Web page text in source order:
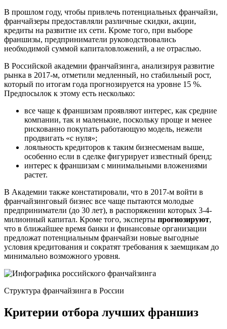
В прошлом году, чтобы привлечь потенциальных франчайзи,
франчайзеры предоставляли различные скидки, акции,
кредиты на развитие их сети. Кроме того, при выборе
франшизы, предприниматели руководствовались
необходимой суммой капиталовложений, а не отраслью.
В Российской академии франчайзинга, анализируя развитие
рынка в 2017-м, отметили медленный, но стабильный рост,
который по итогам года прогнозируется на уровне 15 %.
Предпосылок к этому есть несколько:
все чаще к франшизам проявляют интерес, как средние
компании, так и маленькие, поскольку проще и менее
рискованно покупать работающую модель, нежели
продвигать «с нуля»;
лояльность кредиторов к таким бизнесменам выше,
особенно если в сделке фигурирует известный бренд;
интерес к франшизам с минимальными вложениями
растет.
В Академии также констатировали, что в 2017-м войти в
франчайзинговый бизнес все чаще пытаются молодые
предприниматели (до 30 лет), в распоряжении которых 3-4-
милионный капитал. Кроме того, эксперты прогнозируют,
что в ближайшее время банки и финансовые организации
предложат потенциальным франчайзи новые выгодные
условия кредитования и сократят требования к заемщикам до
минимально возможного уровня.
Структура франчайзинга в России
Критерии отбора лучших франшиз